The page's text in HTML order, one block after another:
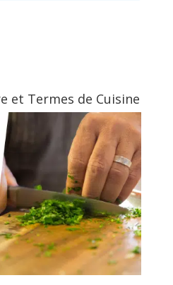
et Termes de Cuisine